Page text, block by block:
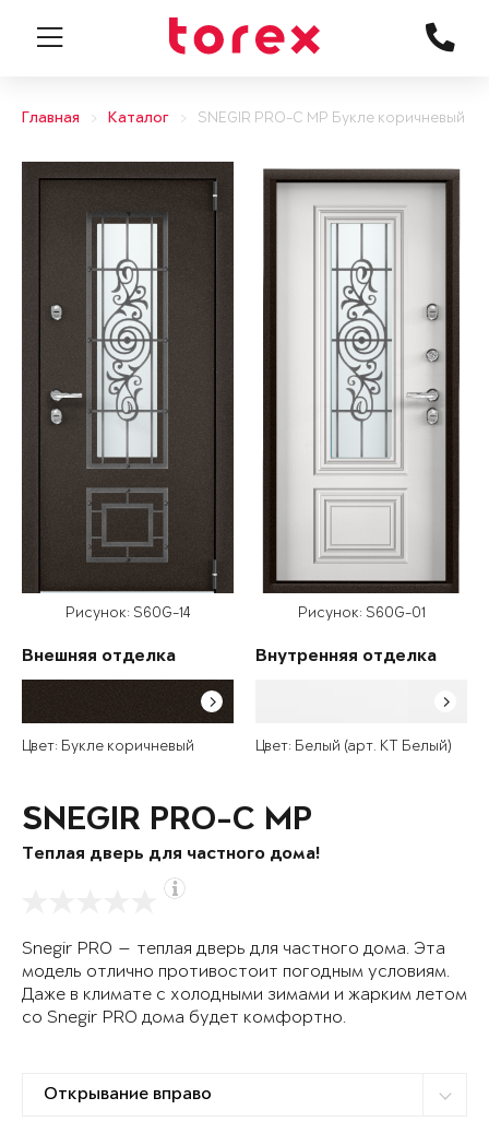
Главная Каталог SNEGIR PRO-C MP Букле коричневый
Рисунок: S60G-14
Внешняя отделка
Цвет: Букле коричневый
Рисунок: S60G-01
Внутренняя отделка
Цвет: Белый (арт. КТ Белый)
SNEGIR PRO-C MP
Теплая дверь для частного дома!
Snegir PRO — теплая дверь для частного дома. Эта
модель отлично противостоит погодным условиям.
Даже в климате с холодными зимами и жарким летом
со Snegir PRO дома будет комфортно.